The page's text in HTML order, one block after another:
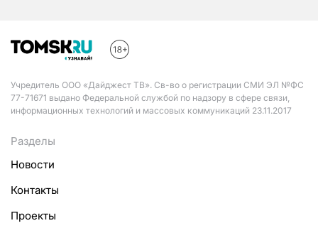
Учредитель ООО «Дайджест ТВ». Св-во о регистрации СМИ ЭЛ №ФС
77-71671 выдано Федеральной службой по надзору в сфере связи,
информационных технологий и массовых коммуникаций 23.11.2017
Разделы
Новости
Контакты
Проекты